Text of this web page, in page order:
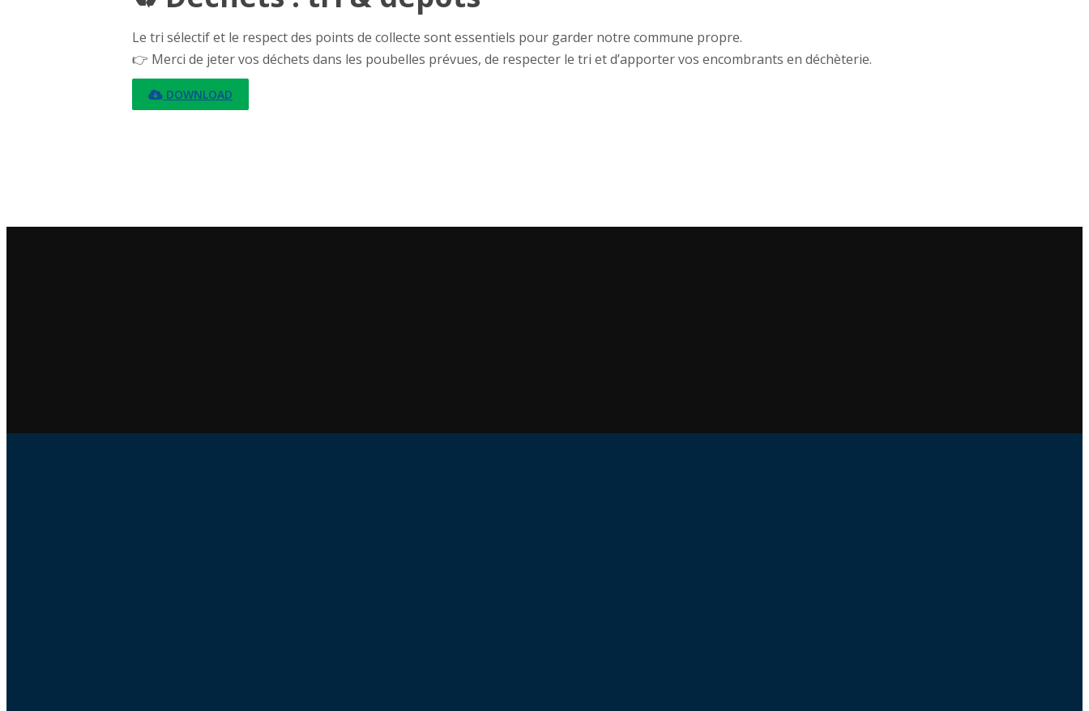
Le tri sélectif et le respect des points de collecte sont essentiels pour garder notre commune propre.
👉 Merci de jeter vos déchets dans les poubelles prévues, de respecter le tri et d’apporter vos encombrants en déchèterie.
DOWNLOAD